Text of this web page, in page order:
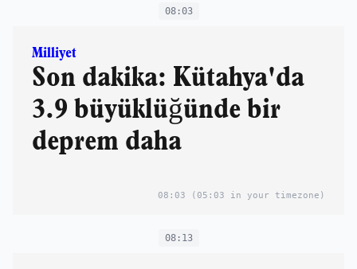
08:03
Milliyet
Son dakika: Kütahya'da
3.9 büyüklüğünde bir
deprem daha
08:03 (05:03 in your timezone)
08:13